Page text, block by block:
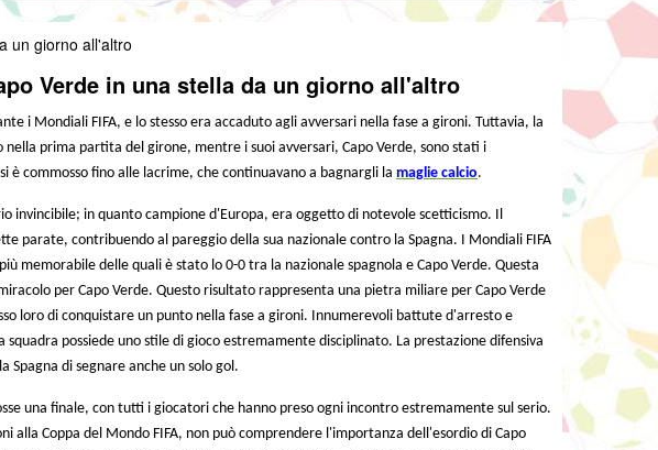
Verde in una stella da un giorno all'altro
i Mondiali FIFA, e lo stesso era accaduto agli avversari nella fase a gironi. Tuttavia, la
nella prima partita del girone, mentre i suoi avversari, Capo Verde, sono stati i
commosso fino alle lacrime, che continuavano a bagnargli la maglie calcio.
invincibile; in quanto campione d'Europa, era oggetto di notevole scetticismo. Il
parate, contribuendo al pareggio della sua nazionale contro la Spagna. I Mondiali FIFA
memorabile delle quali è stato lo 0-0 tra la nazionale spagnola e Capo Verde. Questa
per Capo Verde. Questo risultato rappresenta una pietra miliare per Capo Verde
loro di conquistare un punto nella fase a gironi. Innumerevoli battute d'arresto e
possiede uno stile di gioco estremamente disciplinato. La prestazione difensiva
Spagna di segnare anche un solo gol.
una finale, con tutti i giocatori che hanno preso ogni incontro estremamente sul serio.
alla Coppa del Mondo FIFA, non può comprendere l'importanza dell'esordio di Capo